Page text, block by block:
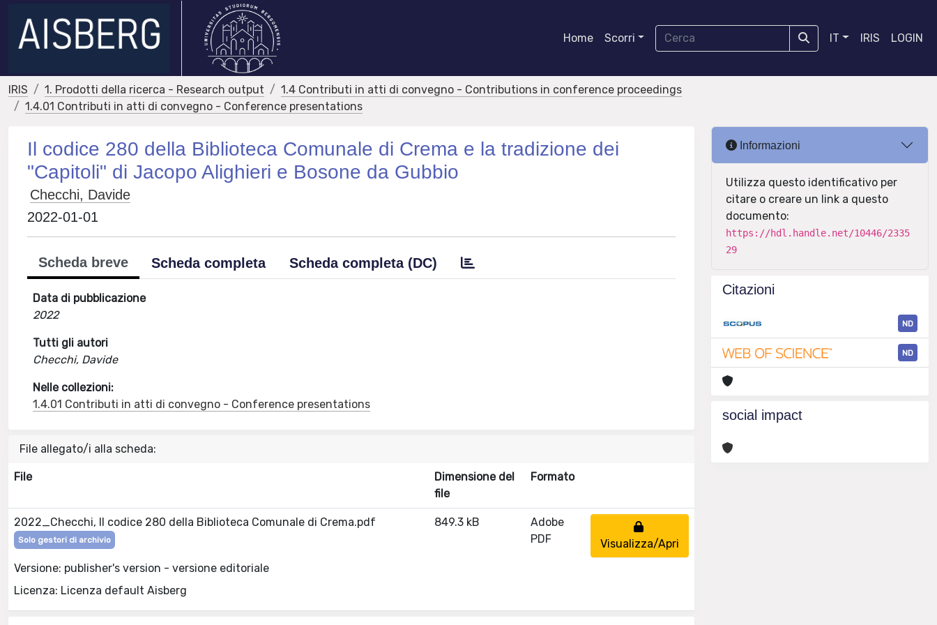
Home Scorri IT IRIS LOGIN
IRIS 1. Prodotti della ricerca - Research output
1.4 Contributi in atti di convegno - Contributions in conference proceedings
1.4.01 Contributi in atti di convegno - Conference presentations
Il codice 280 della Biblioteca Comunale di Crema e la tradizione dei
"Capitoli" di Jacopo Alighieri e Bosone da Gubbio
Checchi, Davide
2022-01-01
Scheda breve Scheda completa Scheda completa (DC)
Data di pubblicazione
2022
Tutti gli autori
Checchi, Davide
Nelle collezioni:
1.4.01 Contributi in atti di convegno - Conference presentations
File allegato/i alla scheda:
File
Dimensione del
file
Formato
2022_Checchi, Il codice 280 della Biblioteca Comunale di Crema.pdf
Solo gestori di archivio
Versione: publisher's version - versione editoriale
Licenza: Licenza default Aisberg
849.3 kB
Adobe
PDF
Visualizza/Apri
Informazioni
Utilizza questo identificativo per
citare o creare un link a questo
documento:
https://hdl.handle.net/10446/2335
29
Citazioni
ND
ND
social impact